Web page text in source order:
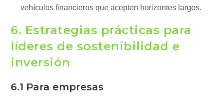
vehículos financieros que acepten horizontes largos.
6. Estrategias prácticas para
líderes de sostenibilidad e
inversión
6.1 Para empresas